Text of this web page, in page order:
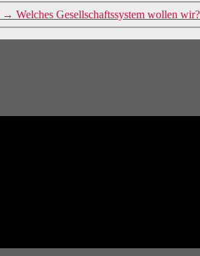
→ Welches Gesellschaftssystem wollen